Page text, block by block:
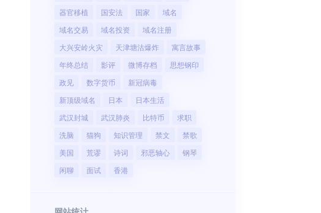
器官移植
国安法 国家
域名
域名交易
域名投资
域名注册
大兴安岭火灾
天津塘沽爆炸
寓言故事
年终总结
影评 微博存档
思想钢印
政见
数字货币
新冠病毒
新顶级域名
日本
日本生活
武汉封城
武汉肺炎 比特币
求职
洗脑
猫狗 知识管理 禁文
禁歌
美国
荒谬 诗词 邪恶轴心
钢琴
闲聊
面试 香港